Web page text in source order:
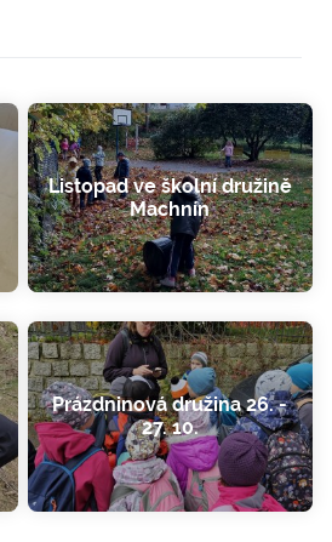
Listopad ve školní družině
Machnín
Prázdninová družina 26. -
27. 10.